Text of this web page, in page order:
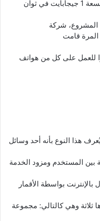
الخيالية التي تسمح لك بتحميل ملف بسعة 1 جيجابايت في ثوان
شركة
المرة قامت
للعمل على كل من هواتف
هذا النوع بأنه أحد وسائل
بين المستخدم ومزود الخدمة
بواسطة الأقمار
ثلاثة وهي كالتالي: مجموعة